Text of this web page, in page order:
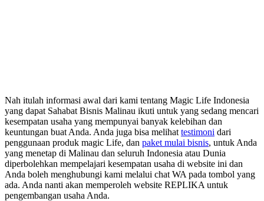
Nah itulah informasi awal dari kami tentang Magic Life Indonesia
yang dapat Sahabat Bisnis Malinau ikuti untuk yang sedang mencari
kesempatan usaha yang mempunyai banyak kelebihan dan
keuntungan buat Anda. Anda juga bisa melihat testimoni dari
penggunaan produk magic Life, dan paket mulai bisnis, untuk Anda
yang menetap di Malinau dan seluruh Indonesia atau Dunia
diperbolehkan mempelajari kesempatan usaha di website ini dan
Anda boleh menghubungi kami melalui chat WA pada tombol yang
ada. Anda nanti akan memperoleh website REPLIKA untuk
pengembangan usaha Anda.